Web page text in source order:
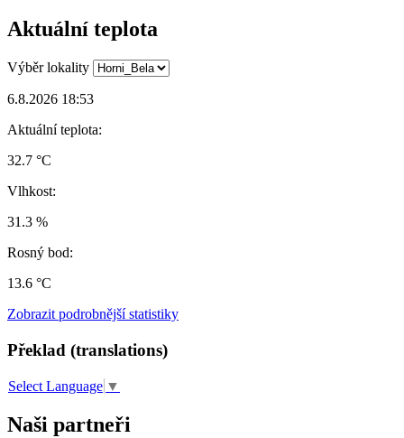
Aktuální teplota
Výběr lokality
6.8.2026 18:53
Aktuální teplota:
32.7 °C
Vlhkost:
31.3 %
Rosný bod:
13.6 °C
Zobrazit podrobnější statistiky
Překlad (translations)
Select Language ▼
Naši partneři